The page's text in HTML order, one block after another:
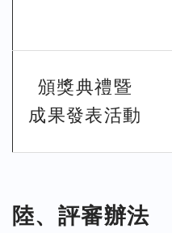
頒獎典禮暨
成果發表活動
陸、評審辦法